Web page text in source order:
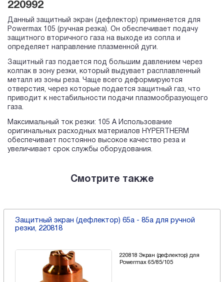
220992
Данный защитный экран (дефлектор) применяется для
Powermax 105 (ручная резка). Он обеспечивает подачу
защитного вторичного газа на выходе из сопла и
определяет направление плазменной дуги.
Защитный газ подается под большим давлением через
колпак в зону резки, который выдувает расплавленный
металл из зоны реза. Чаще всего деформируются
отверстия, через которые подается защитный газ, что
приводит к нестабильности подачи плазмообразующего
газа.
Максимальный ток резки: 105 А Использование
оригинальных расходных материалов HYPERTHERM
обеспечивает постоянно высокое качество реза и
увеличивает срок службы оборудования.
Смотрите также
Защитный экран (дефлектор) 65a - 85a для ручной
резки, 220818
220818 Экран (дефлектор) для
Powermax 65/85/105